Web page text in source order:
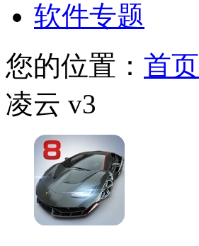
软件专题
您的位置： 首页
凌云 v3